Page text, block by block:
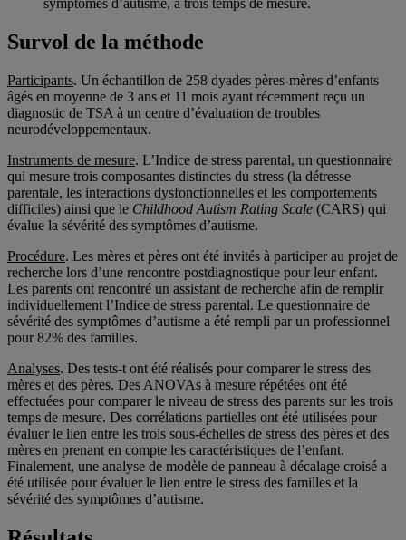
Survol de la méthode
Participants. Un échantillon de 258 dyades pères-mères d’enfants
âgés en moyenne de 3 ans et 11 mois ayant récemment reçu un
diagnostic de TSA à un centre d’évaluation de troubles
neurodéveloppementaux.
Instruments de mesure. L’Indice de stress parental, un questionnaire
qui mesure trois composantes distinctes du stress (la détresse
parentale, les interactions dysfonctionnelles et les comportements
difficiles) ainsi que le Childhood Autism Rating Scale (CARS) qui
évalue la sévérité des symptômes d’autisme.
Procédure. Les mères et pères ont été invités à participer au projet de
recherche lors d’une rencontre postdiagnostique pour leur enfant.
Les parents ont rencontré un assistant de recherche afin de remplir
individuellement l’Indice de stress parental. Le questionnaire de
sévérité des symptômes d’autisme a été rempli par un professionnel
pour 82% des familles.
Analyses. Des tests-t ont été réalisés pour comparer le stress des
mères et des pères. Des ANOVAs à mesure répétées ont été
effectuées pour comparer le niveau de stress des parents sur les trois
temps de mesure. Des corrélations partielles ont été utilisées pour
évaluer le lien entre les trois sous-échelles de stress des pères et des
mères en prenant en compte les caractéristiques de l’enfant.
Finalement, une analyse de modèle de panneau à décalage croisé a
été utilisée pour évaluer le lien entre le stress des familles et la
sévérité des symptômes d’autisme.